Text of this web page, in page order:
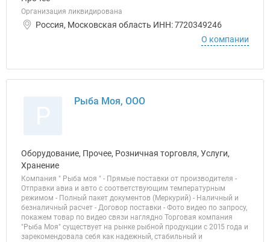
Организация ликвидирована
Россия, Московская область ИНН: 7720349246
О компании
Рыба Моя, ООО
Оборудование, Прочее, Розничная торговля, Услуги,
Хранение
Компания " Рыба моя " - Прямые поставки от производителя -
Отправки авиа и авто с соответствующим температурным
режимом - Полный пакет документов (Меркурий) - Наличный и
безналичный расчет - Договор поставки - Фото видео по запросу,
покажем товар по видео связи наглядно Торговая компания
"Рыба Моя" существует на рынке рыбной продукции с 2015 года и
зарекомендовала себя как надежный, стабильный и